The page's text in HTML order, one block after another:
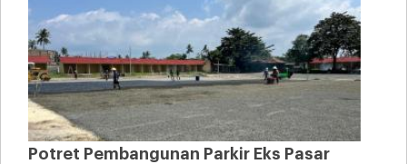
Potret Pembangunan Parkir Eks Pasar